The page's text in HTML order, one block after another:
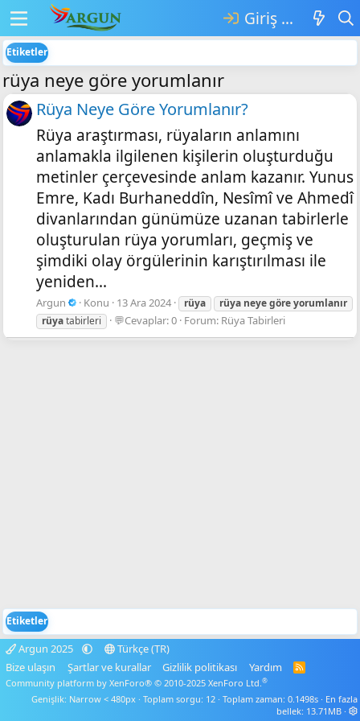
Giriş yap
Etiketler
rüya neye göre yorumlanır
Rüya Neye Göre Yorumlanır?
Rüya araştırması, rüyaların anlamını
anlamakla ilgilenen kişilerin oluşturduğu
metinler çerçevesinde anlam kazanır. Yunus
Emre, Kadı Burhaneddîn, Nesîmî ve Ahmedî
divanlarından günümüze uzanan tabirlerle
oluşturulan rüya yorumları, geçmiş ve
şimdiki olay örgülerinin karıştırılması ile
yeniden...
Argun Konu 13 Ara 2024 rüya rüya neyegöreyorumlanır
rüyatabirleri 💬Cevaplar: 0 Forum: Rüya Tabirleri
Etiketler
Argun 2025
Türkçe (TR)
Bize ulaşın
Şartlar ve kurallar Gizlilik politikası Yardım
R
Community platform by XenForo® © 2010-2025 XenForo Ltd.®
Genişlik Toplam sorgu 12 Toplam zaman 0.1498s
En fazla
bellek 13.71MB